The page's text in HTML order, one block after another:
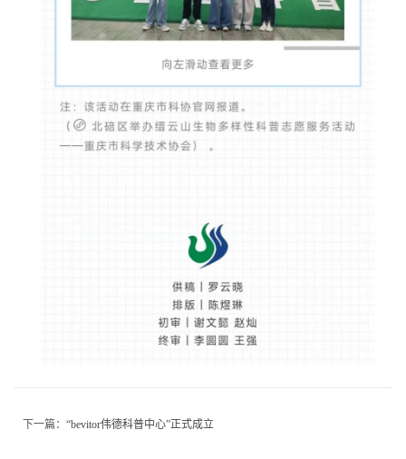
下一篇： “bevitor伟德科普中心”正式成立